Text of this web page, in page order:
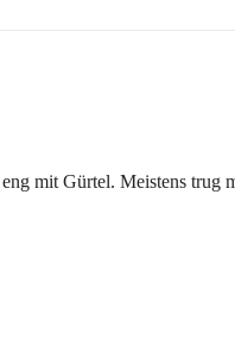
mit Gürtel. Meistens trug